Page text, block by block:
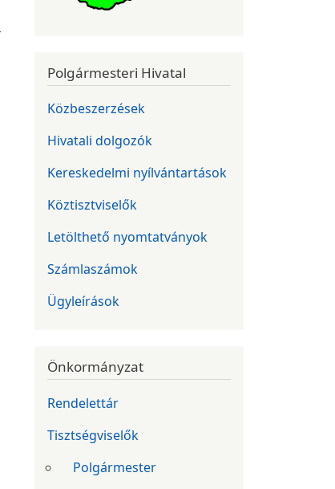
Polgármesteri Hivatal
Közbeszerzések
Hivatali dolgozók
Kereskedelmi nyílvántartások
Köztisztviselők
Letölthető nyomtatványok
Számlaszámok
Ügyleírások
Önkormányzat
Rendelettár
Tisztségviselők
Polgármester